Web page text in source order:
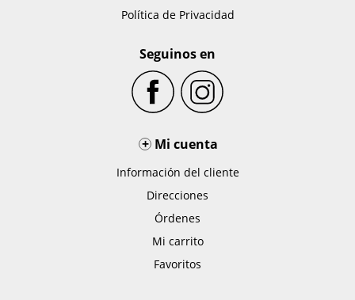
Política de Privacidad
Seguinos en
+ Mi cuenta
Información del cliente
Direcciones
Órdenes
Mi carrito
Favoritos